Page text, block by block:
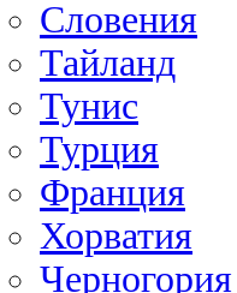
Словения
Тайланд
Тунис
Турция
Франция
Хорватия
Черногория